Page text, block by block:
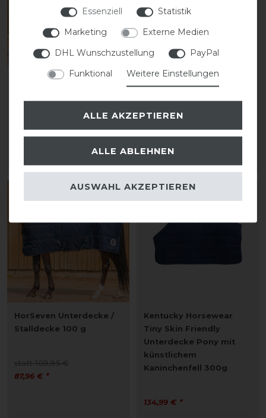
HorSeven Unterdecke /
103,96 € *
Kentucky Horsewear
134,99 € *
HorSeven Unterdecke /
Stalldecke 100 g
statt 109,95 €
87,96 € *
Kentucky Horsewear
Tiny Skin Friendly
Unterdecke Pony mit
künstlichem
Kaninchenfell 300g
134,99 € *
Essenziell
Statistik
Marketing
Externe Medien
DHL Wunschzustellung
PayPal
Funktional
Weitere Einstellungen
ALLE AKZEPTIEREN
ALLE ABLEHNEN
AUSWAHL AKZEPTIEREN